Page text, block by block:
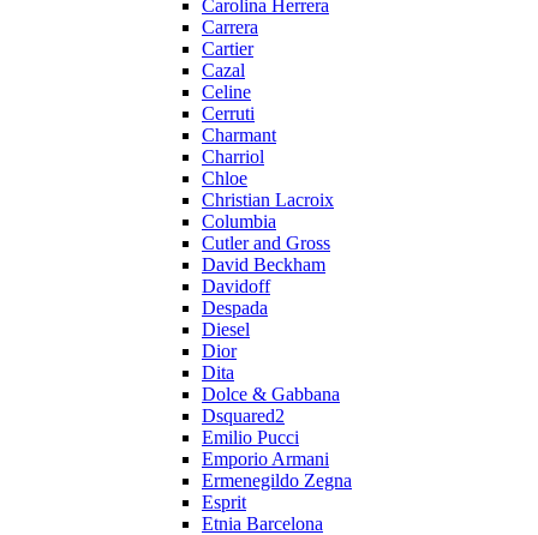
Carolina Herrera
Carrera
Cartier
Cazal
Celine
Cerruti
Charmant
Charriol
Chloe
Christian Lacroix
Columbia
Cutler and Gross
David Beckham
Davidoff
Despada
Diesel
Dior
Dita
Dolce & Gabbana
Dsquared2
Emilio Pucci
Emporio Armani
Ermenegildo Zegna
Esprit
Etnia Barcelona